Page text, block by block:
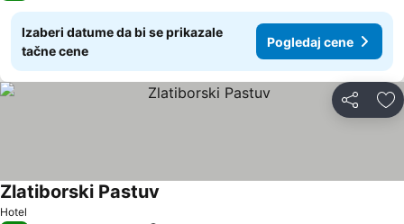
Izaberi datume da bi se prikazale
tačne cene
Pogledaj cene
Deli
Hotel
Zlatiborski Pastuv